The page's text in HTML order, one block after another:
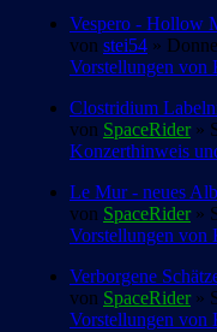
Vespero - Hollow
von stei54 »
Vorstellungen von
Clostridium
von SpaceRider»
Konzerthinweis
Le Mur - neues
von SpaceRider»
Vorstellungen von
Verborgene
von SpaceRider»
Vorstellungen von